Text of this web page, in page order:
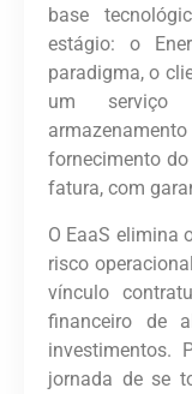
base
estágio: o
paradigma, o
um serviço
fornecimento
fatura, com
O EaaS elimina
risco
vínculo
financeiro de
investimentos.
jornada de se